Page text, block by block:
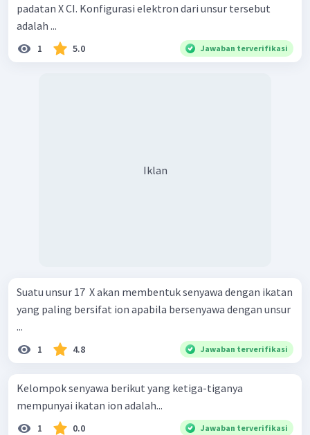
padatan X CI. Konfigurasi elektron dari unsur tersebut
adalah ...
1 5.0 Jawaban terverifikasi
Iklan
Suatu unsur 17 ​ X akan membentuk senyawa dengan ikatan
yang paling bersifat ion apabila bersenyawa dengan unsur
...
1 4.8 Jawaban terverifikasi
Kelompok senyawa berikut yang ketiga-tiganya
mempunyai ikatan ion adalah...
1 0.0 Jawaban terverifikasi